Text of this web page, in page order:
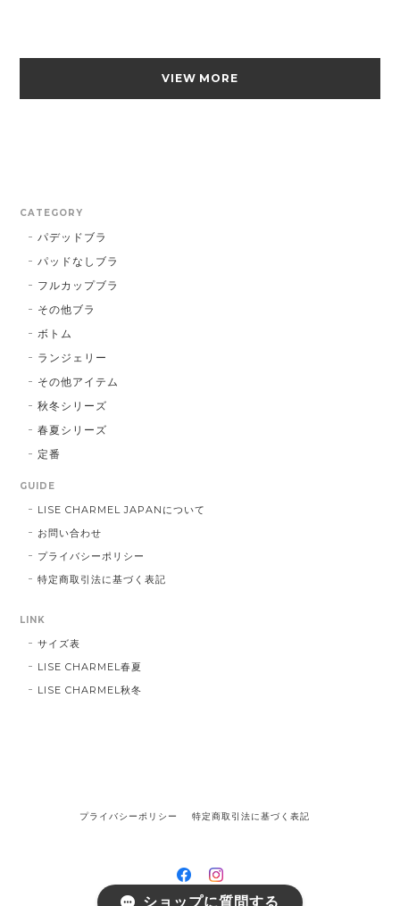
VIEW MORE
CATEGORY
パデッドブラ
パッドなしブラ
フルカップブラ
その他ブラ
ボトム
ランジェリー
その他アイテム
秋冬シリーズ
春夏シリーズ
定番
GUIDE
LISE CHARMEL JAPANについて
お問い合わせ
プライバシーポリシー
特定商取引法に基づく表記
LINK
サイズ表
LISE CHARMEL春夏
LISE CHARMEL秋冬
プライバシーポリシー 特定商取引法に基づく表記
ショップに質問する